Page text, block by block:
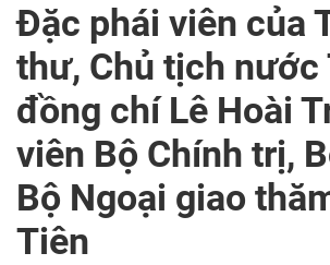
Đặc phái viên của
thư, Chủ tịch nước
đồng chí Lê Hoài
viên Bộ Chính trị,
Bộ Ngoại giao
Tiên